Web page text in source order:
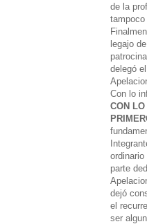
de la
tampoco
legajo
delegó
Con lo
CON
parte
dejó
el
ser